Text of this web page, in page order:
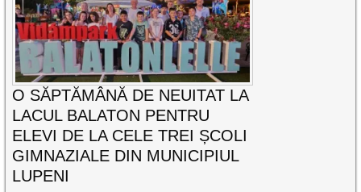
O SĂPTĂMÂNĂ DE NEUITAT LA
LACUL BALATON PENTRU
ELEVI DE LA CELE TREI ȘCOLI
GIMNAZIALE DIN MUNICIPIUL
LUPENI